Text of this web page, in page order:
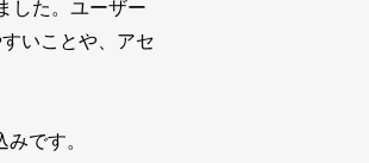
した。ユーザー
いことや、アセ
です。